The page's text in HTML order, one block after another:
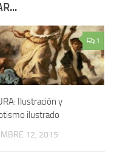
1
Ilustración y
ilustrado
12, 2015